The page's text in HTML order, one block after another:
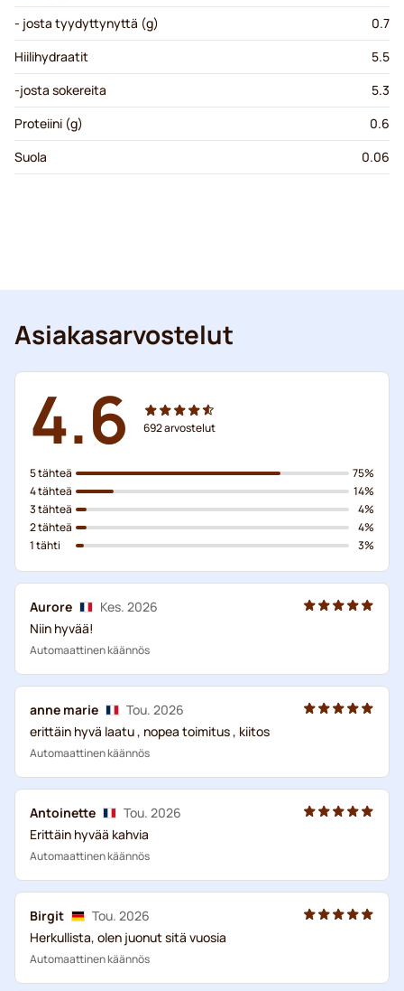
- josta tyydyttynyttä (g)
0.7
Hiilihydraatit
5.5
-josta sokereita
5.3
Proteiini (g)
0.6
Suola
0.06
Asiakasarvostelut
4.6 692arvostelut
5 tähteä
4 tähteä
3 tähteä
2 tähteä
1 tähti
75%
14%
4%
4%
3%
Aurore
Kes. 2026
Niin hyvää!
Automaattinen käännös
anne marie
Tou. 2026
erittäin hyvä laatu , nopea toimitus , kiitos
Automaattinen käännös
Antoinette
Tou. 2026
Erittäin hyvää kahvia
Automaattinen käännös
Birgit
Tou. 2026
Herkullista, olen juonut sitä vuosia
Automaattinen käännös